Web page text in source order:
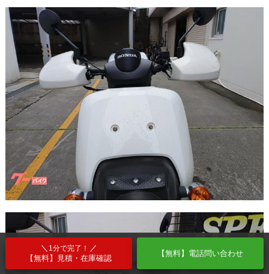
1分で完了！
【無料】見積・在庫確認
【無料】電話問い合わせ